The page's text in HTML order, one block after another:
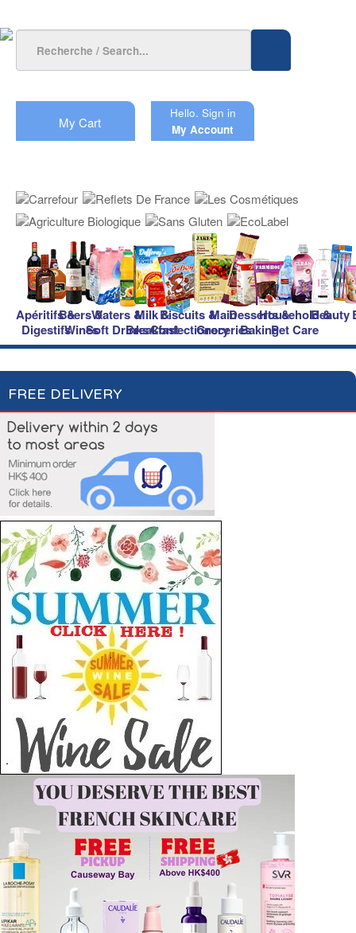
My Cart
Hello. Sign in
My Account
Apéritifs &
Digestifs
Beers &
Wines
Waters &
Soft Drinks
Milk &
Breakfast
Biscuits &
Confectionery
Main
Groceries
Desserts &
Baking
Household &
Pet Care
Beauty
FREE DELIVERY